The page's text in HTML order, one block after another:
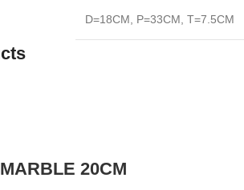
D=18CM, P=33CM, T=7.5CM
20CM